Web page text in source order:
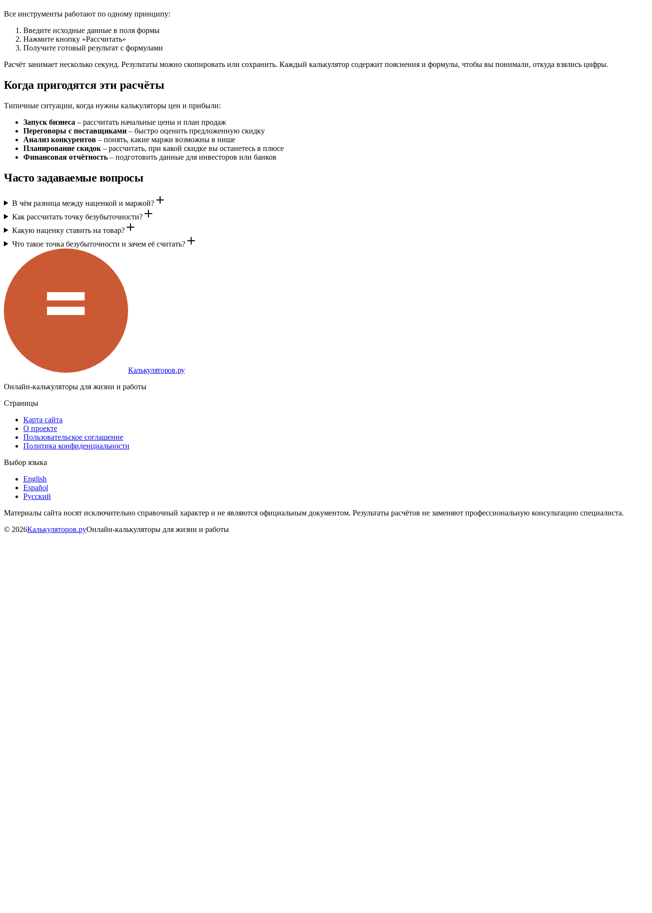
Все инструменты работают по одному принципу:
Введите исходные данные в поля формы
Нажмите кнопку «Рассчитать»
Получите готовый результат с формулами
Расчёт занимает несколько секунд. Результаты можно скопировать или сохранить. Каждый калькулятор содержит пояснения и формулы, чтобы вы понимали, откуда взялись цифры.
Когда пригодятся эти расчёты
Типичные ситуации, когда нужны калькуляторы цен и прибыли:
Запуск бизнеса – рассчитать начальные цены и план продаж
Переговоры с поставщиками – быстро оценить предложенную скидку
Анализ конкурентов – понять, какие маржи возможны в нише
Планирование скидок – рассчитать, при какой скидке вы останетесь в плюсе
Финансовая отчётность – подготовить данные для инвесторов или банков
Часто задаваемые вопросы
В чём разница между наценкой и маржой?
Как рассчитать точку безубыточности?
Какую наценку ставить на товар?
Что такое точка безубыточности и зачем её считать?
Калькуляторов.ру
Онлайн-калькуляторы для жизни и работы
Страницы
Карта сайта
О проекте
Пользовательское соглашение
Политика конфиденциальности
Выбор языка
English
Español
Русский
Материалы сайта носят исключительно справочный характер и не являются официальным документом. Результаты расчётов не заменяют профессиональную консультацию специалиста.
© 2026Калькуляторов.руОнлайн-калькуляторы для жизни и работы